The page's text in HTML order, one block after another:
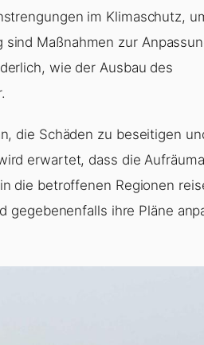
im Klimaschutz,
Maßnahmen zur
wie der Ausbau des
die Schäden zu beseitigen
erwartet, dass die
die betroffenen Regionen
gegebenenfalls ihre Pläne